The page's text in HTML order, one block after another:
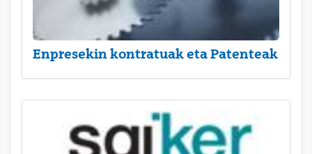
Enpresekin kontratuak eta Patenteak